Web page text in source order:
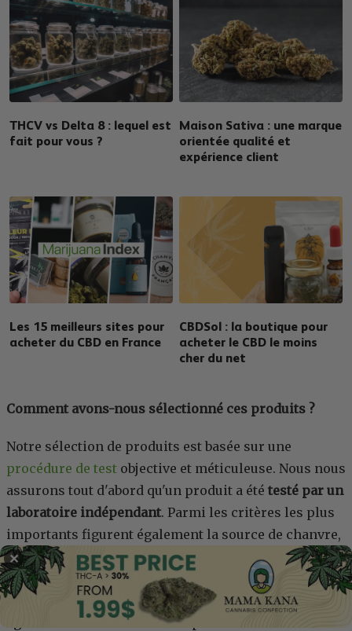
THCV vs Delta 8 : lequel est
fait pour vous ?
Maison Sativa : une marque
orientée qualité et
expérience client
Les 15 meilleurs sites pour
acheter du CBD en France
CBDSol : la boutique pour
acheter le CBD le moins
cher du net
Comment avons-nous sélectionné ces produits ?
Notre sélection de produits est basée sur une
procédure de test objective et méticuleuse. Nous nous
assurons tout d'abord qu'un produit a été testé par un
laboratoire indépendant. Parmi les critères les plus
importants figurent également la source de chanvre,
les méthodes d'extraction, la puissance du produit, la
réputation de la marque et les sentiments ou
expériences suscités par le produit. Nous sommes
également conscients de l'importance de l'
✕